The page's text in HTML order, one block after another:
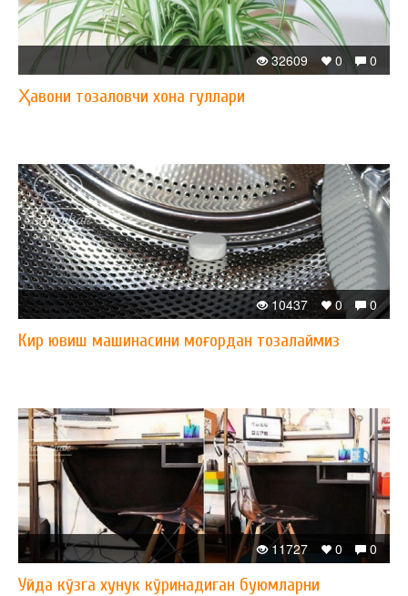
0
0
32609
Ҳавони тозаловчи хона гуллари
0
0
10437
Кир ювиш машинасини моғордан тозалаймиз
0
0
11727
Уйда кўзга хунук кўринадиган буюмларни